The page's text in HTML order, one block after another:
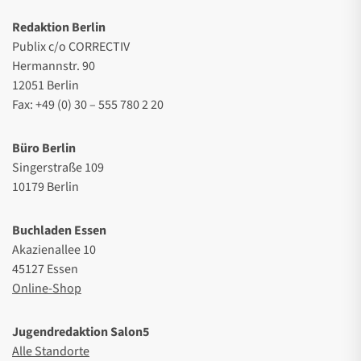
Redaktion Berlin
Publix c/o CORRECTIV
Hermannstr. 90
12051 Berlin
Fax: +49 (0) 30 – 555 780 2 20
Büro Berlin
Singerstraße 109
10179 Berlin
Buchladen Essen
Akazienallee 10
45127 Essen
Online-Shop
Jugendredaktion Salon5
Alle Standorte